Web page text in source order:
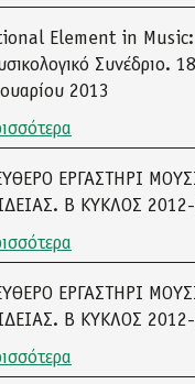
Element in Music:
Συνέδριο.
2013
ΕΡΓΑΣΤΗΡΙ
Β ΚΥΚΛΟΣ
ΕΡΓΑΣΤΗΡΙ
Β ΚΥΚΛΟΣ